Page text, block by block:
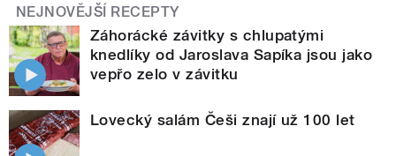
NEJNOVĚJŠÍ RECEPTY
Záhorácké závitky s chlupatými
knedlíky od Jaroslava Sapíka jsou jako
vepřo zelo v závitku
Lovecký salám Češi znají už 100 let